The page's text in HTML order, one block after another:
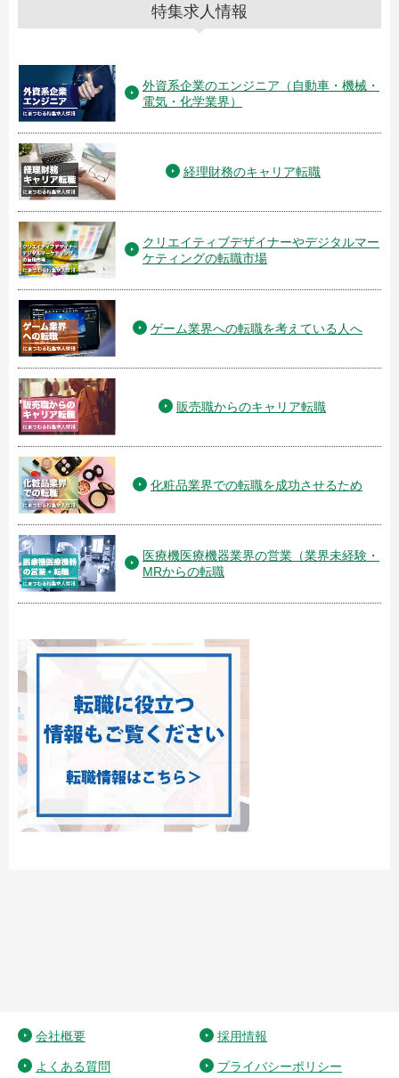
特集求人情報
外資系企業のエンジニア（自動車・機械・
電気・化学業界）
経理財務のキャリア転職
クリエイティブデザイナーやデジタルマー
ケティングの転職市場
ゲーム業界への転職を考えている人へ
販売職からのキャリア転職
化粧品業界での転職を成功させるため
医療機医療機器業界の営業（業界未経験・
MRからの転職
会社概要 採用情報
よくある質問 プライバシーポリシー